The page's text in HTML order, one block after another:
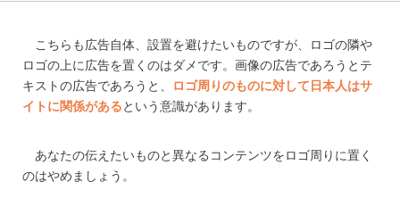
こちらも広告自体、設置を避けたいものですが、ロゴの隣や
ロゴの上に広告を置くのはダメです。画像の広告であろうとテ
キストの広告であろうと、
ロゴ周りのものに対して日本人はサ
イトに関係があるという意識があります。
あなたの伝えたいものと異なるコンテンツをロゴ周りに置く
のはやめましょう。